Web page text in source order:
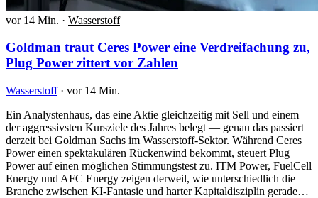
vor 14 Min. · Wasserstoff
Goldman traut Ceres Power eine Verdreifachung zu,
Plug Power zittert vor Zahlen
Wasserstoff · vor 14 Min.
Ein Analystenhaus, das eine Aktie gleichzeitig mit Sell und einem
der aggressivsten Kursziele des Jahres belegt — genau das passiert
derzeit bei Goldman Sachs im Wasserstoff-Sektor. Während Ceres
Power einen spektakulären Rückenwind bekommt, steuert Plug
Power auf einen möglichen Stimmungstest zu. ITM Power, FuelCell
Energy und AFC Energy zeigen derweil, wie unterschiedlich die
Branche zwischen KI-Fantasie und harter Kapitaldisziplin gerade…